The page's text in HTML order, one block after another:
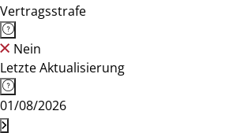
Vertragsstrafe
Nein
Letzte Aktualisierung
01/08/2026